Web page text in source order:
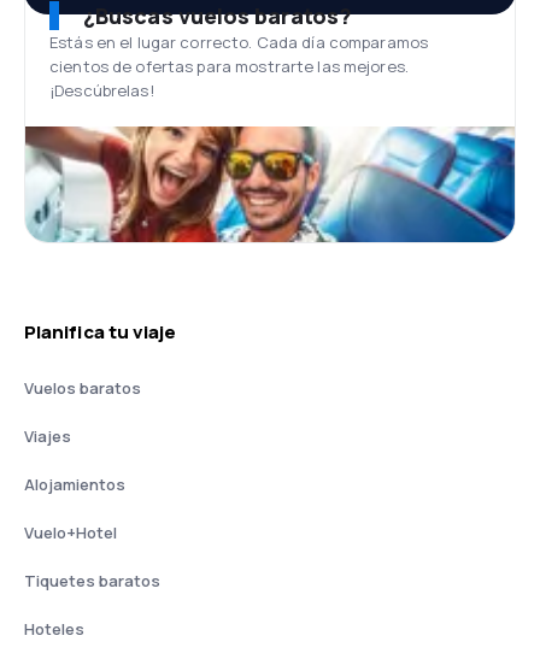
¿Buscas vuelos baratos?
Estás en el lugar correcto. Cada día comparamos
cientos de ofertas para mostrarte las mejores.
¡Descúbrelas!
Planifica tu viaje
Vuelos baratos
Viajes
Alojamientos
Vuelo+Hotel
Tiquetes baratos
Hoteles